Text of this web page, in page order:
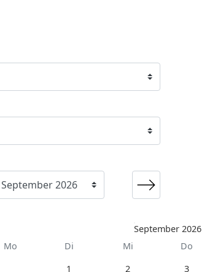
September 2026
Mo
Di Mi Do
1 2 3